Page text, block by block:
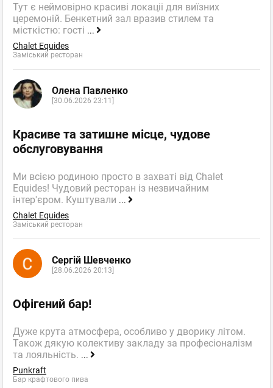
Тут є неймовірно красиві локаціі для виїзних
церемоній. Бенкетний зал вразив стилем та
місткістю: гості ...
Chalet Equides
Заміський ресторан
Олена Павленко
[30.06.2026 23:11]
Красиве та затишне місце, чудове
обслуговування
Ми всією родиною просто в захваті від Chalet
Equides! Чудовий ресторан із незвичайним
інтер'єром. Куштували ...
Chalet Equides
Заміський ресторан
Сергій Шевченко
[28.06.2026 20:13]
Офігений бар!
Дуже крута атмосфера, особливо у дворику літом.
Також дякую колективу закладу за професіоналізм
та лояльність. ...
Punkraft
Бар крафтового пива